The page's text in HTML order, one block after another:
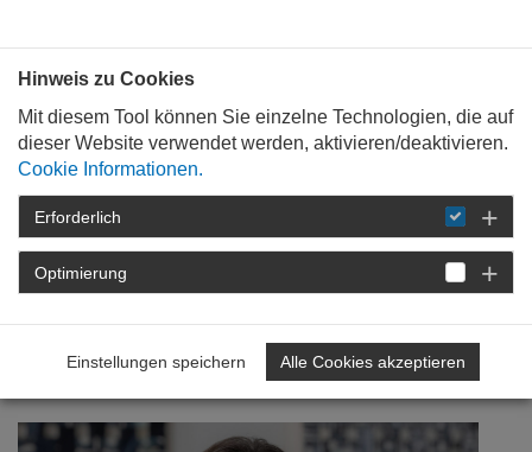
STARTSEITE
DETAIL
Neue Wohnformen!?
Hinweis zu Cookies
Mit diesem Tool können Sie einzelne Technologien, die auf
dieser Website verwendet werden, aktivieren/deaktivieren.
Cookie Informationen.
Erforderlich
Optimierung
Einstellungen speichern Alle Cookies akzeptieren